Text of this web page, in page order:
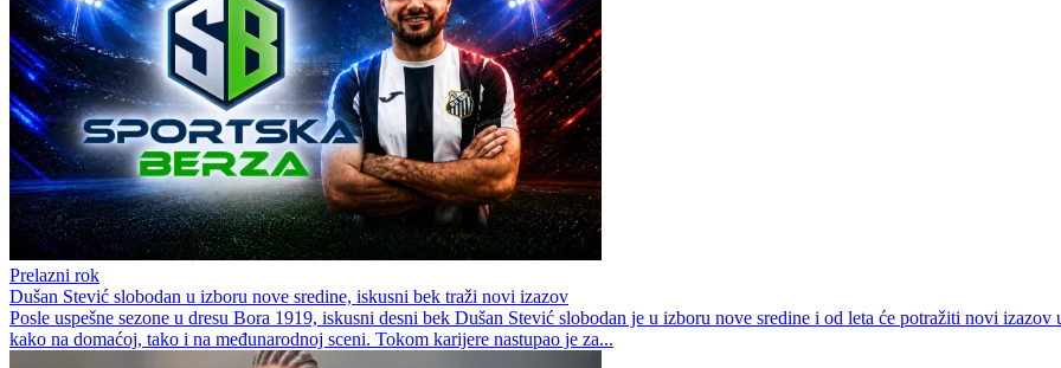
Prelazni rok
Dušan Stević slobodan u izboru nove sredine, iskusni bek traži novi izazov
Posle uspešne sezone u dresu Bora 1919, iskusni desni bek Dušan Stević slobodan je u izboru nove sredine i od leta će potražiti novi
kako na domaćoj, tako i na međunarodnoj sceni. Tokom karijere nastupao je za...